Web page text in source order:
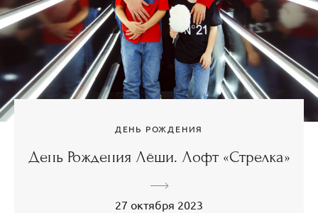
ДЕНЬ РОЖДЕНИЯ
День Рождения Лёши. Лофт «Стрелка»
27 октября 2023